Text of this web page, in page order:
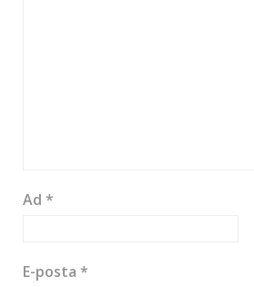
Ad *
E-posta *